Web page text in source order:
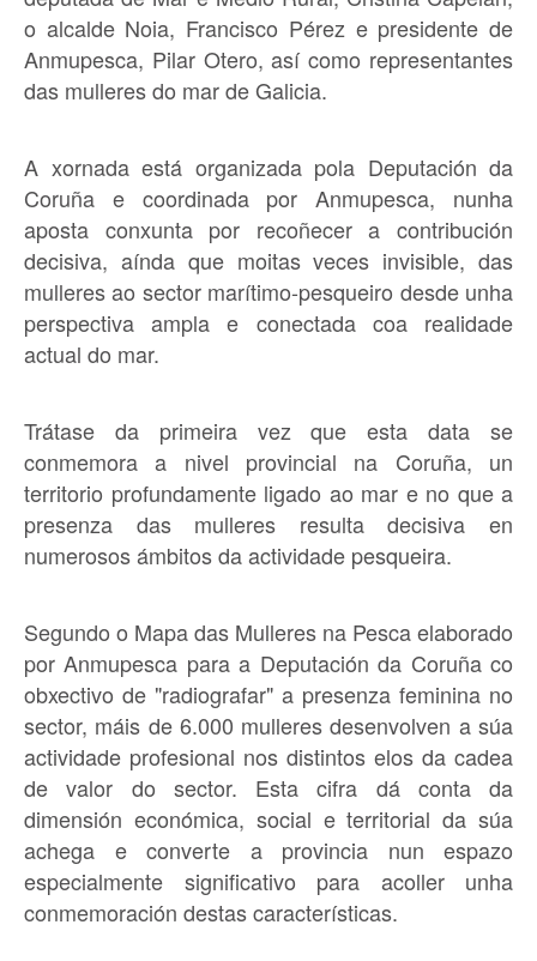
o alcalde Noia, Francisco Pérez e presidente de
Anmupesca, Pilar Otero, así como representantes
das mulleres do mar de Galicia.
A xornada está organizada pola Deputación da
Coruña e coordinada por Anmupesca, nunha
aposta conxunta por recoñecer a contribución
decisiva, aínda que moitas veces invisible, das
mulleres ao sector marítimo-pesqueiro desde unha
perspectiva ampla e conectada coa realidade
actual do mar.
Trátase da primeira vez que esta data se
conmemora a nivel provincial na Coruña, un
territorio profundamente ligado ao mar e no que a
presenza das mulleres resulta decisiva en
numerosos ámbitos da actividade pesqueira.
Segundo o Mapa das Mulleres na Pesca elaborado
por Anmupesca para a Deputación da Coruña co
obxectivo de "radiografar" a presenza feminina no
sector, máis de 6.000 mulleres desenvolven a súa
actividade profesional nos distintos elos da cadea
de valor do sector. Esta cifra dá conta da
dimensión económica, social e territorial da súa
achega e converte a provincia nun espazo
especialmente significativo para acoller unha
conmemoración destas características.